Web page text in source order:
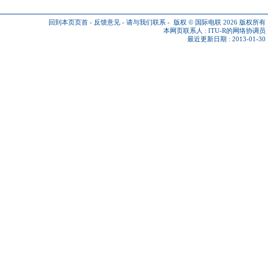
回到本页页首 - 反馈意见 - 请与我们联系 - 版权 © 国际电联 2026 版权所有
本网页联系人 : ITU-R的网络协调员
最近更新日期 : 2013-01-30